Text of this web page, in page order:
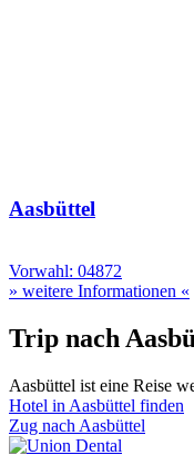
Aasbüttel
Vorwahl: 04872
» weitere Informationen «
Trip nach
Aasbüttel ist eine Reise
Hotel in Aasbüttel finden
Zug nach Aasbüttel